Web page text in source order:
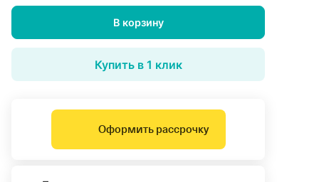
В корзину
Купить в 1 клик
Оформить рассрочку